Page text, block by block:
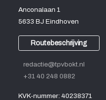
Anconalaan 1
5633 BJ Eindhoven
Routebeschrijving
redactie@tpvbokt.nl
+31 40 248 0882
KVK-nummer: 40238371